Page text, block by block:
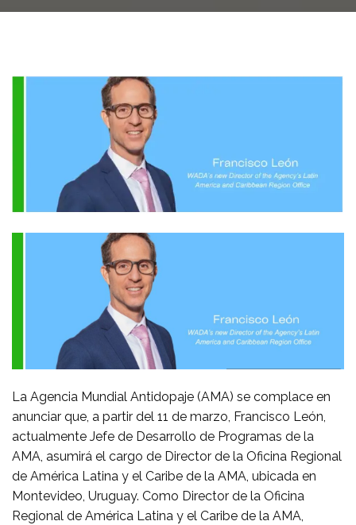
La Agencia Mundial Antidopaje (AMA) se complace en
anunciar que, a partir del 11 de marzo, Francisco León,
actualmente Jefe de Desarrollo de Programas de la
AMA, asumirá el cargo de Director de la Oficina Regional
de América Latina y el Caribe de la AMA, ubicada en
Montevideo, Uruguay. Como Director de la Oficina
Regional de América Latina y el Caribe de la AMA,